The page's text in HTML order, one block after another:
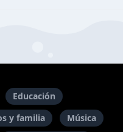
Educación
y familia
Música